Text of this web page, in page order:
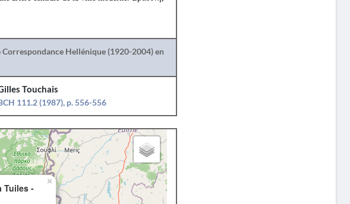
Hellénique (1920-2004) en
Touchais
111.2 (1987), p. 556-556
Tuiles -
×